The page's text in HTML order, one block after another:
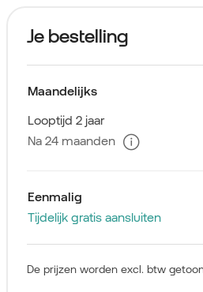
Je bestelling
Maandelijks
Looptijd 2 jaar
Na 24 maanden
Eenmalig
Tijdelijk gratis aansluiten
De prijzen worden excl. btw